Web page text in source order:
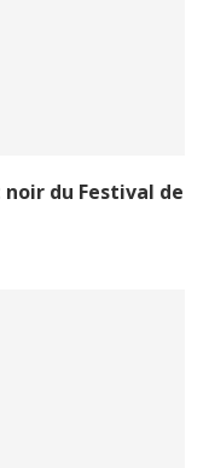
du Festival de